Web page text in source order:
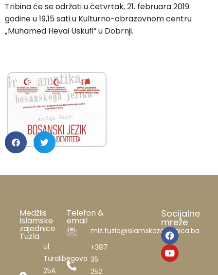
Tribina će se održati u četvrtak, 21. februara 2019.
godine u 19,15 sati u Kulturno-obrazovnom centru
„Muhamed Hevai Uskufi“ u Dobrnji.
Medžlis
Islamske
zajednice
Tuzla
ul.
Turalibegova
25A
Telefon &
email
miz.tuzla@islamskazajednica.ba
+387
35
252
Socijalne
mreže